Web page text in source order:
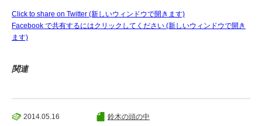
Click to share on Twitter (新しいウィンドウで開きます)
Facebook で共有するにはクリックしてください (新しいウィンドウで開き
ます)
関連
2014.05.16
鈴木の頭の中